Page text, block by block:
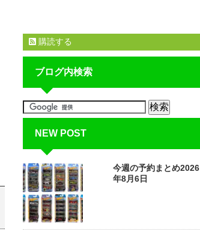
購読する
ブログ内検索
NEW POST
今週の予約まとめ2026
年8月6日